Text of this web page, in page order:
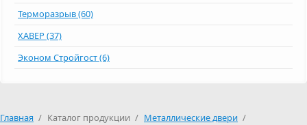
Терморазрыв (60)
ХАВЕР (37)
Эконом Стройгост (6)
Главная / Каталог продукции / Металлические двери /